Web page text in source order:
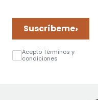
Suscríbeme›
Acepto Términos y
condiciones